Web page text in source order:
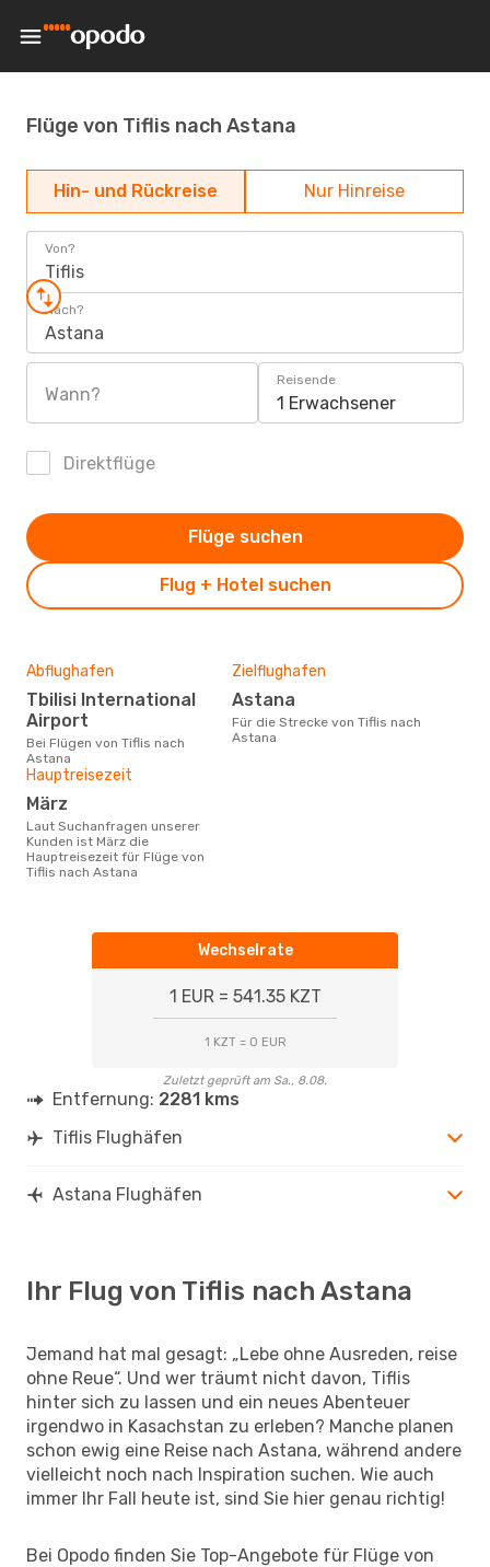
Flüge von Tiflis nach Astana
Hin- und Rückreise Nur Hinreise
Von?
Tiflis
Nach?
Astana
Wann?
Reisende
1 Erwachsener
Direktflüge
Flug + Hotel suchen
Flüge suchen
Abflughafen
Tbilisi International
Airport
Bei Flügen von Tiflis nach
Astana
Zielflughafen
Astana
Für die Strecke von Tiflis nach
Astana
Hauptreisezeit
März
Laut Suchanfragen unserer
Kunden ist März die
Hauptreisezeit für Flüge von
Tiflis nach Astana
Wechselrate
1 EUR = 541.35 KZT
1 KZT = 0 EUR
Zuletzt geprüft am Sa., 8.08.
Entfernung: 2281 kms
Tiflis Flughäfen
Astana Flughäfen
Ihr Flug von Tiflis nach Astana
Jemand hat mal gesagt: „Lebe ohne Ausreden, reise
ohne Reue“. Und wer träumt nicht davon, Tiflis
hinter sich zu lassen und ein neues Abenteuer
irgendwo in Kasachstan zu erleben? Manche planen
schon ewig eine Reise nach Astana, während andere
vielleicht noch nach Inspiration suchen. Wie auch
immer Ihr Fall heute ist, sind Sie hier genau richtig!
Bei Opodo finden Sie Top-Angebote für Flüge von